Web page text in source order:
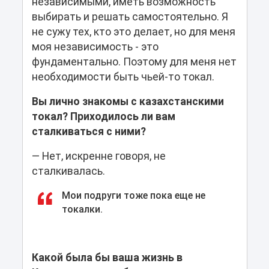
выбирать и решать самостоятельно. Я
не сужу тех, кто это делает, но для меня
моя независимость - это
фундаментально. Поэтому для меня нет
необходимости быть чьей-то токал.
Вы лично знакомы с казахстанскими
токал? Приходилось ли вам
сталкиваться с ними?
— Нет, искренне говоря, не
сталкивалась.
Мои подруги тоже пока еще не
токалки.
Какой была бы ваша жизнь в